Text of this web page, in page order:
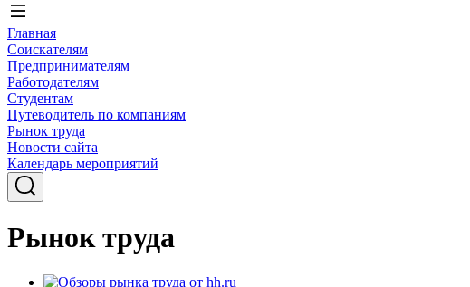
Главная
Соискателям
Предпринимателям
Работодателям
Студентам
Путеводитель по компаниям
Рынок труда
Новости сайта
Календарь мероприятий
Рынок труда